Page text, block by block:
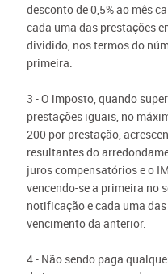
desconto de 0,5% ao mês
cada uma das prestações
dividido, nos termos do
primeira.
3 - O imposto, quando
prestações iguais, no
200 por prestação,
resultantes do
juros compensatórios e o
vencendo-se a primeira no
notificação e cada uma
vencimento da anterior.
4 - Não sendo paga